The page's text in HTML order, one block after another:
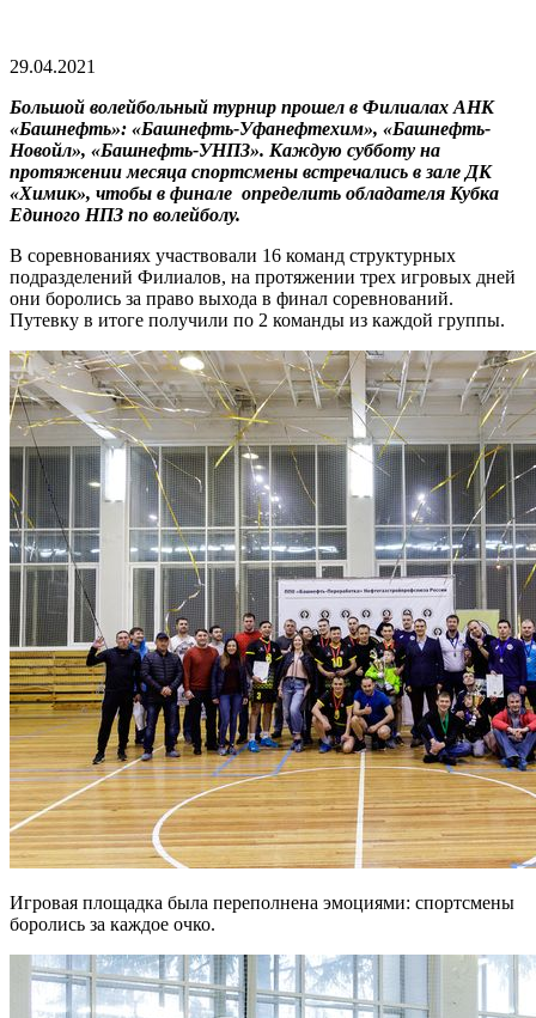
29.04.2021
Большой волейбольный турнир прошел в Филиалах АНК
«Башнефть»: «Башнефть-Уфанефтехим», «Башнефть-
Новойл», «Башнефть-УНПЗ». Каждую субботу на
протяжении месяца спортсмены встречались в зале ДК
«Химик», чтобы в финале определить обладателя Кубка
Единого НПЗ по волейболу.
В соревнованиях участвовали 16 команд структурных
подразделений Филиалов, на протяжении трех игровых дней
они боролись за право выхода в финал соревнований.
Путевку в итоге получили по 2 команды из каждой группы.
Игровая площадка была переполнена эмоциями: спортсмены
боролись за каждое очко.